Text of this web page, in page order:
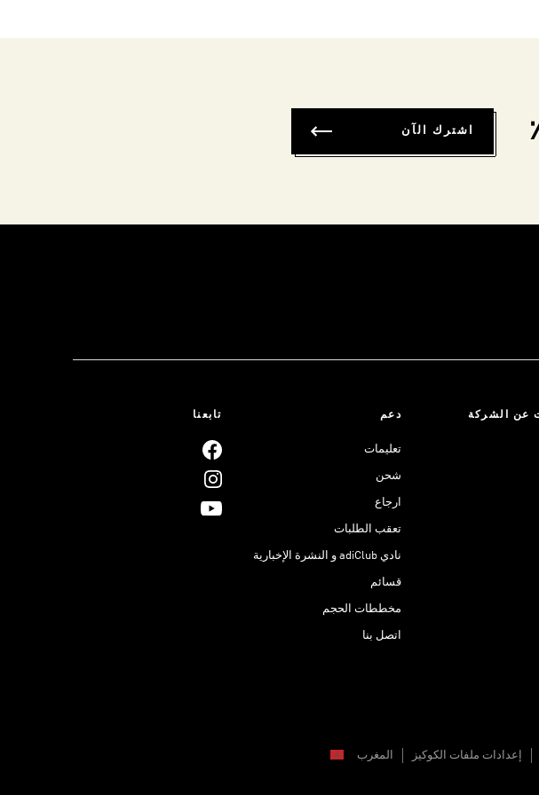
اشترك الآن
عن الشركة دعم
تعليمات
شحن
ارجاع
تعقب الطلبات
نادي adiClub و النشرة الإخبارية
قسائم
مخططات الحجم
اتصل بنا
تابعنا
المغرب إعدادات ملفات الكوكيز